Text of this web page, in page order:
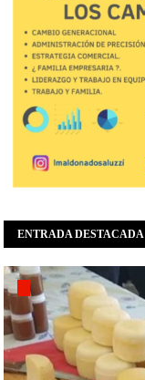
ENTRADA DESTACADA